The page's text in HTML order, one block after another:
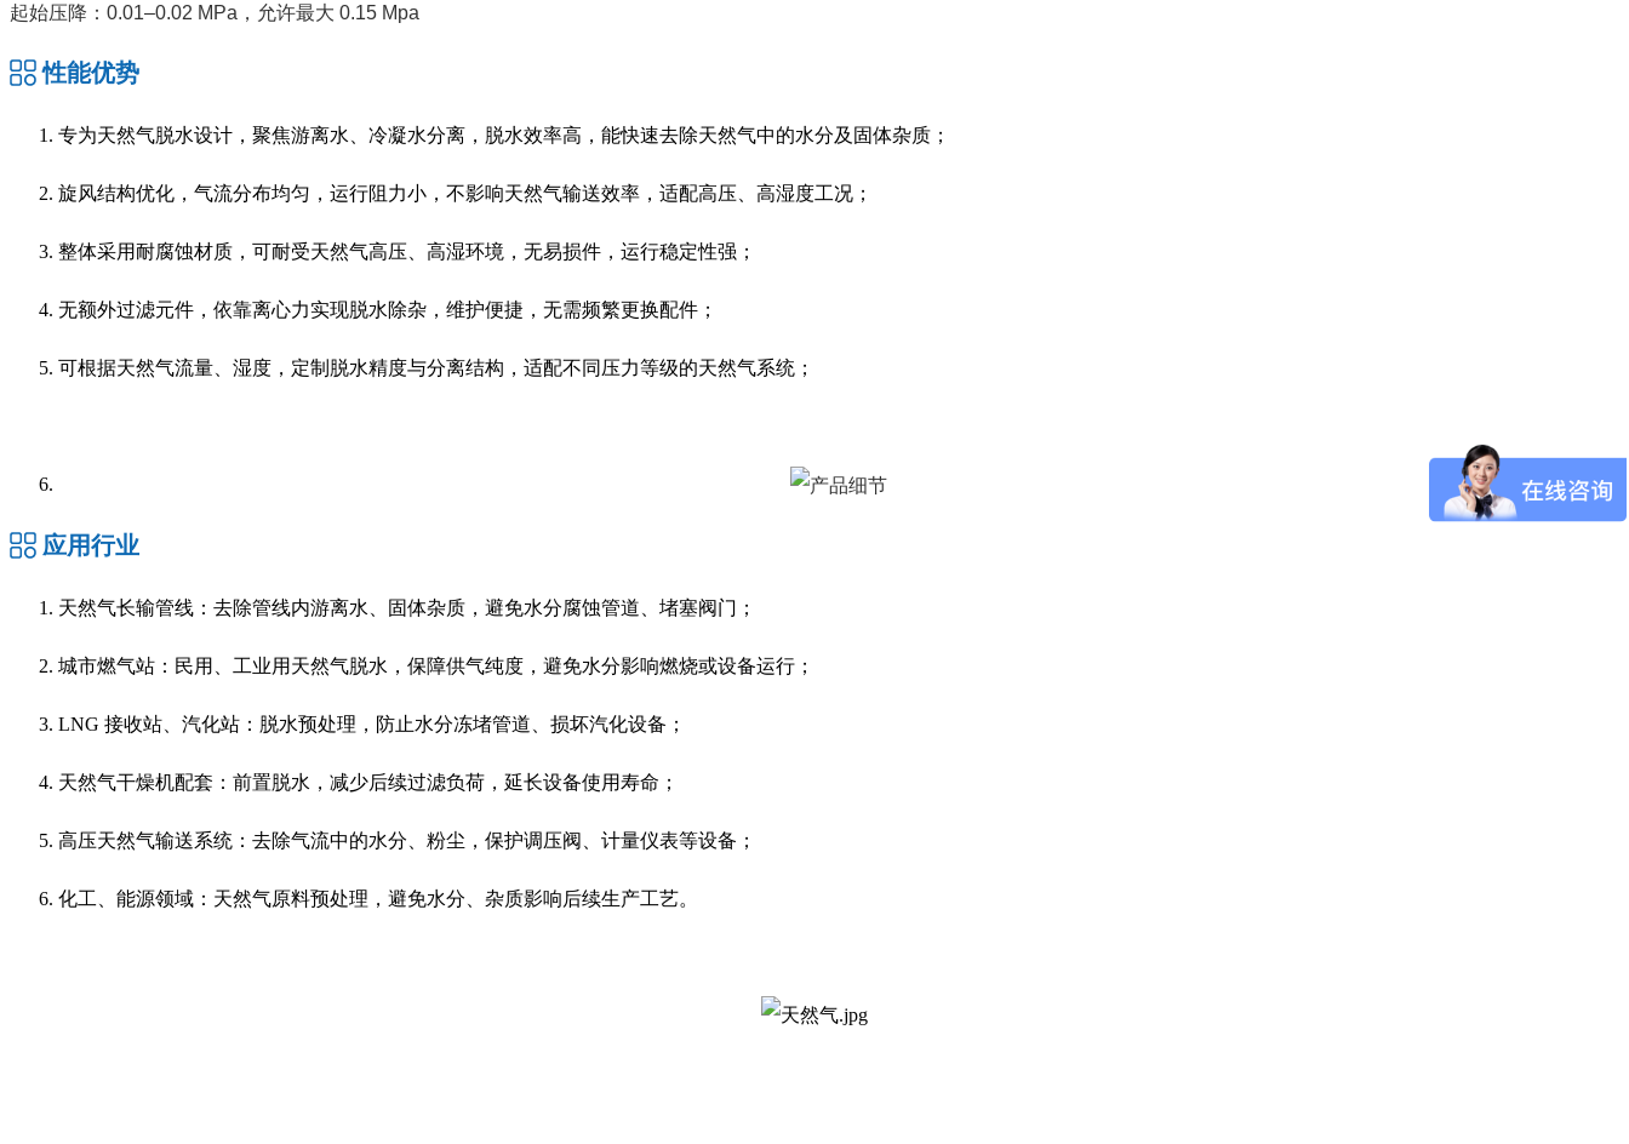
起始压降：0.01–0.02 MPa，允许最大 0.15 Mpa
性能优势
专为天然气脱水设计，聚焦游离水、冷凝水分离，脱水效率高，能快速去除天然气中的水分及固体杂质；
旋风结构优化，气流分布均匀，运行阻力小，不影响天然气输送效率，适配高压、高湿度工况；
整体采用耐腐蚀材质，可耐受天然气高压、高湿环境，无易损件，运行稳定性强；
无额外过滤元件，依靠离心力实现脱水除杂，维护便捷，无需频繁更换配件；
可根据天然气流量、湿度，定制脱水精度与分离结构，适配不同压力等级的天然气系统；
应用行业
天然气长输管线：去除管线内游离水、固体杂质，避免水分腐蚀管道、堵塞阀门；
城市燃气站：民用、工业用天然气脱水，保障供气纯度，避免水分影响燃烧或设备运行；
LNG 接收站、汽化站：脱水预处理，防止水分冻堵管道、损坏汽化设备；
天然气干燥机配套：前置脱水，减少后续过滤负荷，延长设备使用寿命；
高压天然气输送系统：去除气流中的水分、粉尘，保护调压阀、计量仪表等设备；
化工、能源领域：天然气原料预处理，避免水分、杂质影响后续生产工艺。